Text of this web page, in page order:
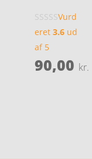
Vurd
eret 3.6ud
af 5
90,00 kr.